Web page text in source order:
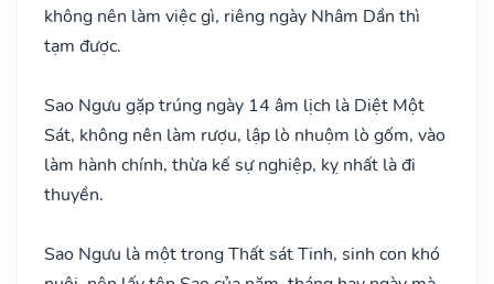
không nên làm việc gì, riêng ngày Nhâm Dần thì
tạm được.
Sao Ngưu gặp trúng ngày 14 âm lịch là Diệt Một
Sát, không nên làm rượu, lập lò nhuộm lò gốm, vào
làm hành chính, thừa kế sự nghiệp, kỵ nhất là đi
thuyền.
Sao Ngưu là một trong Thất sát Tinh, sinh con khó